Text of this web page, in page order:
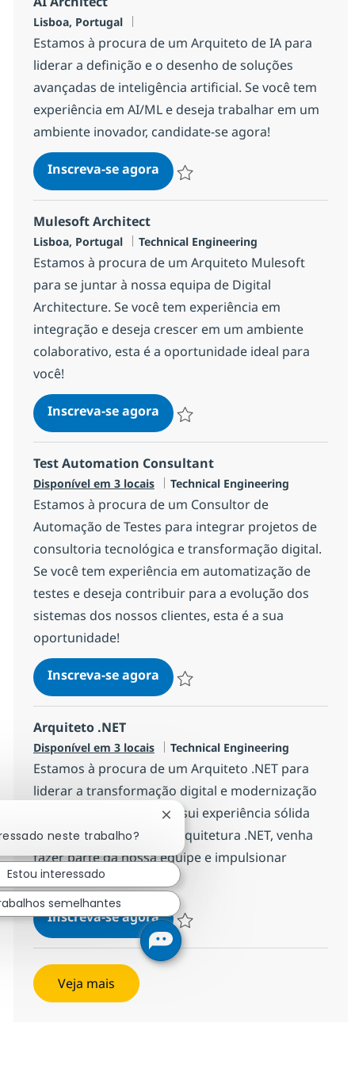
Localização
Lisboa, Portugal
Estamos à procura de um Arquiteto de IA para
liderar a definição e o desenho de soluções
avançadas de inteligência artificial. Se você tem
experiência em AI/ML e deseja trabalhar em um
ambiente inovador, candidate-se agora!
Inscreva-se agoraAI Architect
Mulesoft Architect
Localização
Lisboa, Portugal Categoria
Technical Engineering
Estamos à procura de um Arquiteto Mulesoft
para se juntar à nossa equipa de Digital
Architecture. Se você tem experiência em
integração e deseja crescer em um ambiente
colaborativo, esta é a oportunidade ideal para
você!
Inscreva-se agoraMulesoft Architect
Test Automation Consultant
Disponível em 3 locais Categoria
Technical Engineering
Estamos à procura de um Consultor de
Automação de Testes para integrar projetos de
consultoria tecnológica e transformação digital.
Se você tem experiência em automatização de
testes e deseja contribuir para a evolução dos
sistemas dos nossos clientes, esta é a sua
oportunidade!
Inscreva-se agoraTest Automation Consultant
Arquiteto .NET
Disponível em 3 locais Categoria
Technical Engineering
Estamos à procura de um Arquiteto .NET para
liderar a transformação digital e modernização
de sistemas. Se você possui experiência sólida
em desenvolvimento e arquitetura .NET, venha
fazer parte da nossa equipe e impulsionar
soluções inovadoras!
Inscreva-se agoraArquiteto .NET
Veja mais
neste trabalho?
Fechar notificação de chatbot
Estou interessado
semelhantes